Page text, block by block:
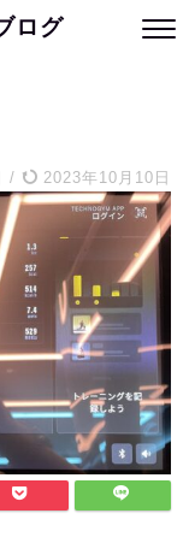
ログ
/ 2023年10月10日